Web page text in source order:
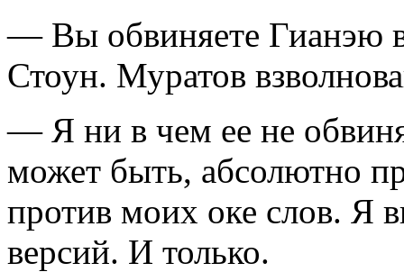
— Вы обвиняете Гианэю
Стоун. Муратов
— Я ни в чем ее не
может быть, абсолютно
против моих оке слов. Я
версий. И только.